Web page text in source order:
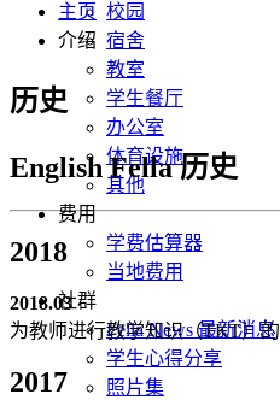
校园
宿舍
教室
学生餐厅
办公室
体育设施
其他
费用
学费估算器
当地费用
社群
Fella News 最新消息
学生心得分享
照片集
主页
介绍
历史
English Fella历史
2018
2018.03
为教师进行教学知识（TKT）的
2017